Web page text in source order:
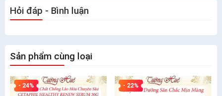
Hỏi đáp - Bình luận
Sản phẩm cùng loại
- 24% - 22%